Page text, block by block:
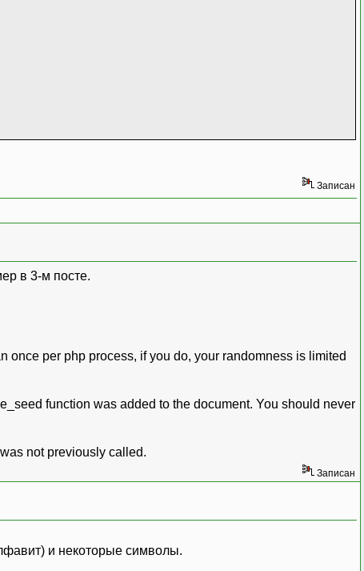
Записан
в 3-м посте.
once per php process, if you do, your randomness is limited
function was added to the document. You should never
not previously called.
Записан
и некоторые символы.